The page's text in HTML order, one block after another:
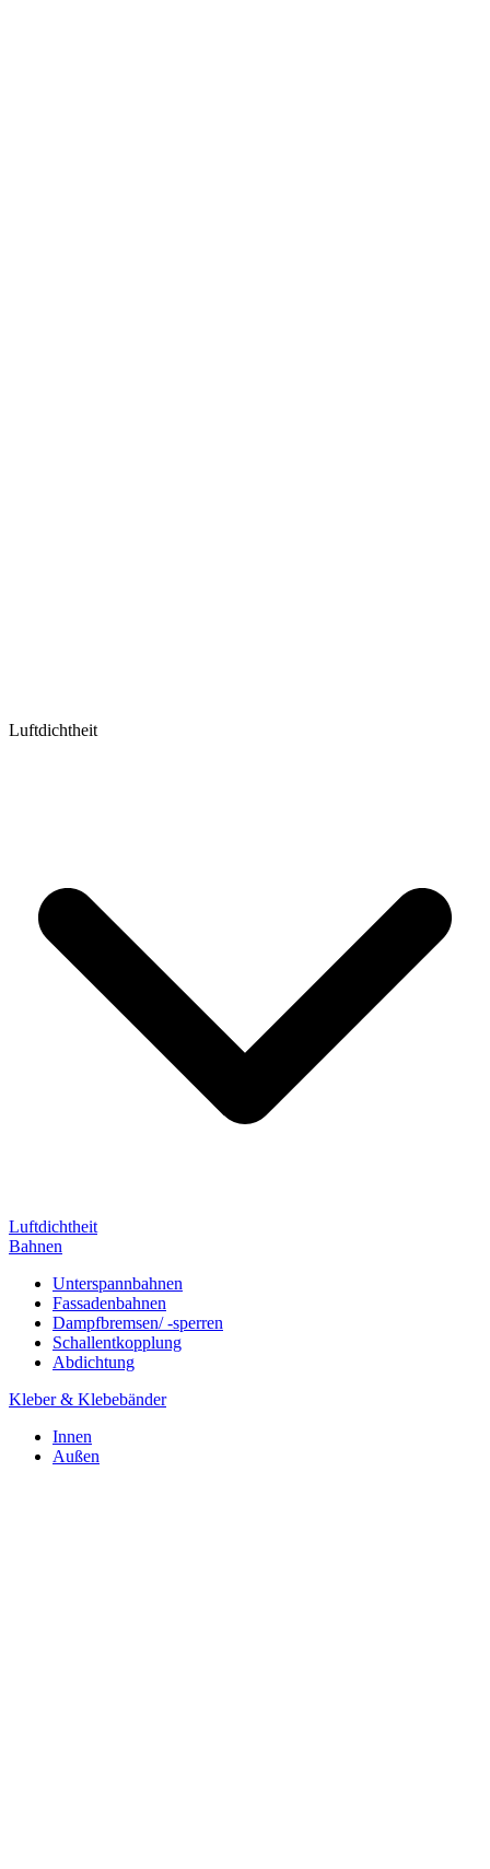
Luftdichtheit
Luftdichtheit
Bahnen
Unterspannbahnen
Fassadenbahnen
Dampfbremsen/ -sperren
Schallentkopplung
Abdichtung
Kleber & Klebebänder
Innen
Außen